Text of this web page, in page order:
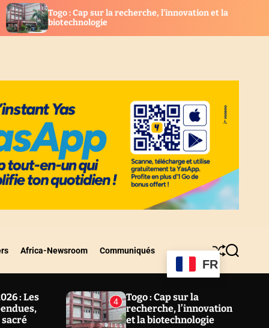
la recherche, l’innovation et la
Togo : Les
Africa-Newsroom Communiqués
FR
h
e
S
a
h
: Les
4
Togo : Cap sur la
recherche, l’innovation
et la biotechnologie